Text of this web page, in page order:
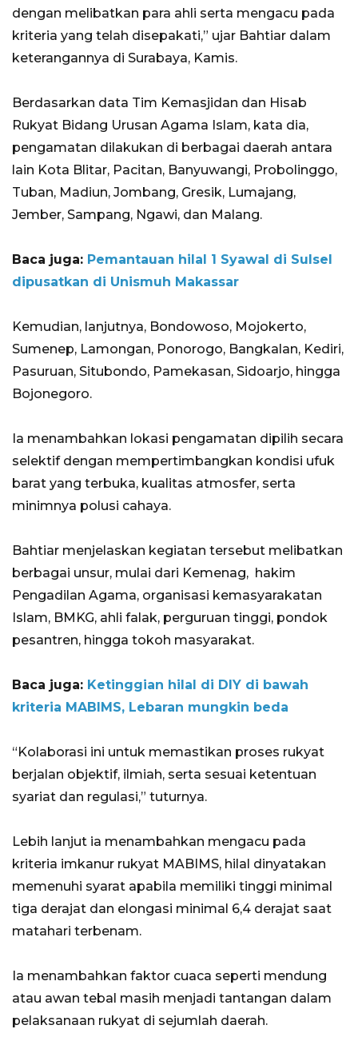
dengan melibatkan para ahli serta mengacu pada
kriteria yang telah disepakati,” ujar Bahtiar dalam
keterangannya di Surabaya, Kamis.
Berdasarkan data Tim Kemasjidan dan Hisab
Rukyat Bidang Urusan Agama Islam, kata dia,
pengamatan dilakukan di berbagai daerah antara
lain Kota Blitar, Pacitan, Banyuwangi, Probolinggo,
Tuban, Madiun, Jombang, Gresik, Lumajang,
Jember, Sampang, Ngawi, dan Malang.
Baca juga: Pemantauan hilal 1 Syawal di Sulsel
dipusatkan di Unismuh Makassar
Kemudian, lanjutnya, Bondowoso, Mojokerto,
Sumenep, Lamongan, Ponorogo, Bangkalan, Kediri,
Pasuruan, Situbondo, Pamekasan, Sidoarjo, hingga
Bojonegoro.
Ia menambahkan lokasi pengamatan dipilih secara
selektif dengan mempertimbangkan kondisi ufuk
barat yang terbuka, kualitas atmosfer, serta
minimnya polusi cahaya.
Bahtiar menjelaskan kegiatan tersebut melibatkan
berbagai unsur, mulai dari Kemenag, hakim
Pengadilan Agama, organisasi kemasyarakatan
Islam, BMKG, ahli falak, perguruan tinggi, pondok
pesantren, hingga tokoh masyarakat.
Baca juga: Ketinggian hilal di DIY di bawah
kriteria MABIMS, Lebaran mungkin beda
“Kolaborasi ini untuk memastikan proses rukyat
berjalan objektif, ilmiah, serta sesuai ketentuan
syariat dan regulasi,” tuturnya.
Lebih lanjut ia menambahkan mengacu pada
kriteria imkanur rukyat MABIMS, hilal dinyatakan
memenuhi syarat apabila memiliki tinggi minimal
tiga derajat dan elongasi minimal 6,4 derajat saat
matahari terbenam.
Ia menambahkan faktor cuaca seperti mendung
atau awan tebal masih menjadi tantangan dalam
pelaksanaan rukyat di sejumlah daerah.